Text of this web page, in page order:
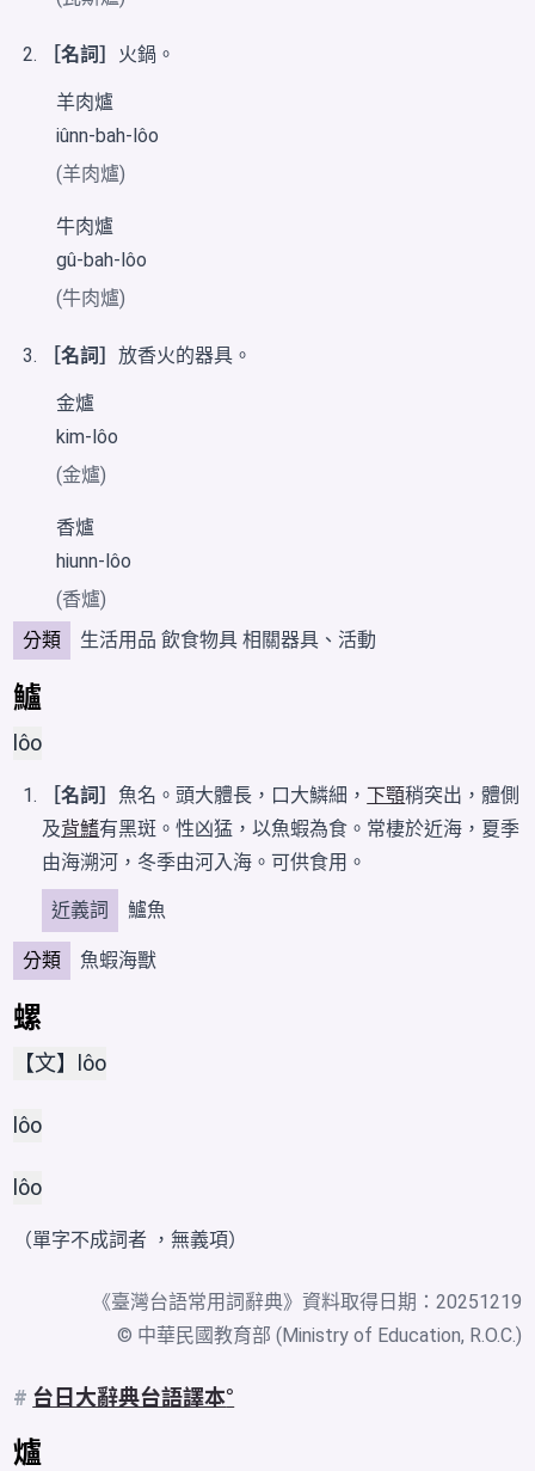
［名詞］ 火鍋。
羊肉爐
iûnn-bah-lôo
(羊肉爐)
牛肉爐
gû-bah-lôo
(牛肉爐)
［名詞］放香火的器具。
金爐
kim-lôo
(金爐)
香爐
hiunn-lôo
(香爐)
分類
生活用品 飲食物具 相關器具、活動
鱸
lôo
［名詞］ 魚名。頭大體長，口大鱗細，下顎稍突出，體側
及背鰭有黑斑。性凶猛，以魚蝦為食。常棲於近海，夏季
由海溯河，冬季由河入海。可供食用。
近義詞 鱸魚
分類 魚蝦海獸
螺
【文】lôo
lôo
lôo
（單字不成詞者 ，無義項）
《臺灣台語常用詞辭典》資料取得日期：20251219
© 中華民國教育部 (Ministry of Education, R.O.C.)
# 台日大辭典台語譯本
爐